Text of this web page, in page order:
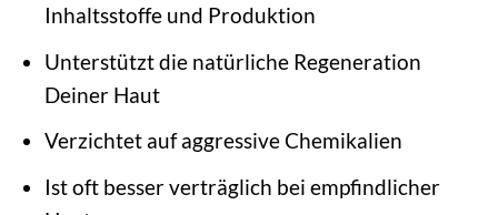
Inhaltsstoffe und Produktion
Unterstützt die natürliche Regeneration
Deiner Haut
Verzichtet auf aggressive Chemikalien
Ist oft besser verträglich bei empfindlicher